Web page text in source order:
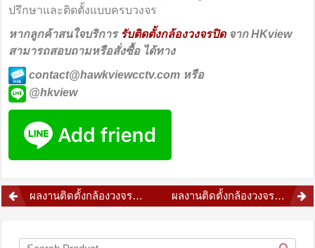
ปรึกษาและติดตั้งแบบครบวงจร
หากลูกค้าสนใจบริการ รับติดตั้งกล้องวงจรปิดจาก HKview
สามารถสอบถามหรือสั่งซื้อ ได้ทาง
contact@hawkviewcctv.com หรือ
@hkview
Postผลงานติดตั้งกล้องวงจรปิดสถาบันสอนภาษา ผลงานติดตั้งกล้องวงจรปิดสถานที่ราชการ